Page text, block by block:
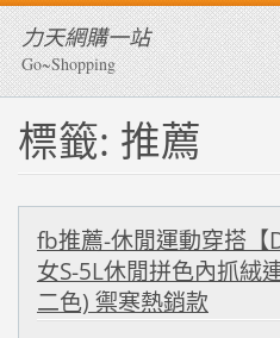
力天網購一站
Go~Shopping
標籤: 推薦
fb推薦-休閒運動穿搭
女S-5L休閒拼色內抓絨
二色) 禦寒熱銷款